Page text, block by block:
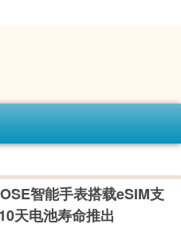
智能手表搭载eSIM支
天电池寿命推出